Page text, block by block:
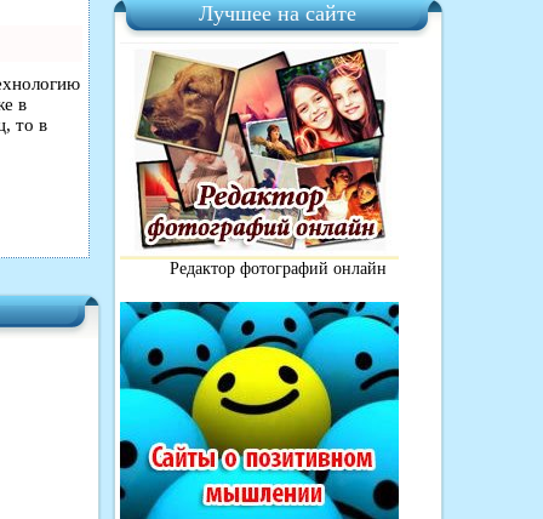
в
то в
Лучшее на сайте
Редактор фотографий онлайн